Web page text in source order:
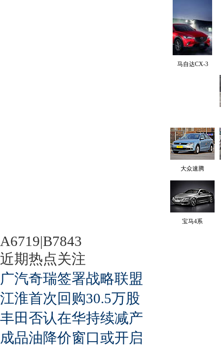
马自达CX-3
大众速腾
宝马4系
A6719|B7843
近期热点关注
广汽奇瑞签署战略联盟
江淮首次回购30.5万股
丰田否认在华持续减产
成品油降价窗口或开启